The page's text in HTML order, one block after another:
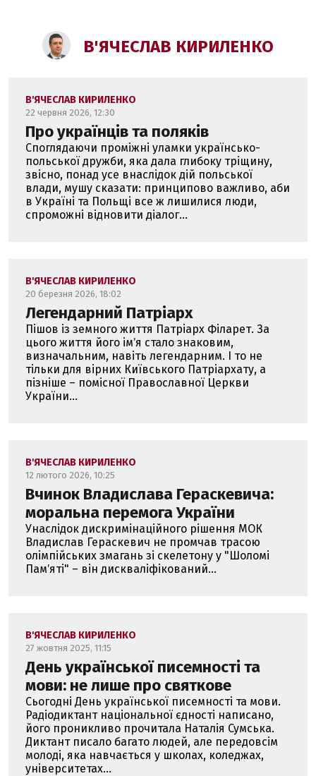
В'ЯЧЕСЛАВ КИРИЛЕНКО
В'ЯЧЕСЛАВ КИРИЛЕНКО
22 червня 2026, 12:30
Про українців та поляків
Споглядаючи проміжні уламки українсько-
польської дружби, яка дала глибоку тріщину,
звісно, понад усе внаслідок дій польської
влади, мушу сказати: принципово важливо, аби
в Україні та Польщі все ж лишилися люди,
спроможні відновити діалог...
В'ЯЧЕСЛАВ КИРИЛЕНКО
20 березня 2026, 18:02
Легендарний Патріарх
Пішов із земного життя Патріарх Філарет. За
цього життя його імʼя стало знаковим,
визначальним, навіть легендарним. І то не
тільки для вірних Київського Патріархату, а
пізніше – помісної Православної Церкви
України...
В'ЯЧЕСЛАВ КИРИЛЕНКО
12 лютого 2026, 10:25
Вчинок Владислава Гераскевича:
моральна перемога України
Унаслідок дискримінаційного рішення МОК
Владислав Гераскевич не промчав трасою
олімпійських змагань зі скелетону у "Шоломі
Памʼяті" – він дискваліфікований...
В'ЯЧЕСЛАВ КИРИЛЕНКО
27 жовтня 2025, 11:15
День української писемності та
мови: не лише про святкове
Сьогодні День української писемності та мови.
Радіодиктант національної єдності написано,
його проникливо прочитала Наталія Сумська.
Диктант писало багато людей, але передовсім
молоді, яка навчається у школах, коледжах,
університетах...